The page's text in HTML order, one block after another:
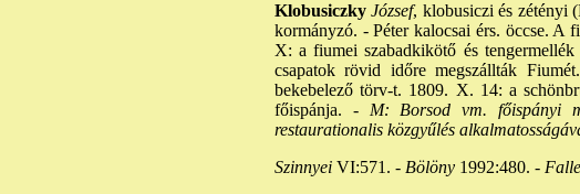
Klobusiczky József, klobusiczi és zétényi
kormányzó. - Péter kalocsai érs. öccse. A
X: a fiumei szabadkikötő és
csapatok rövid időre megszállták
bekebelező törv-t. 1809. X. 14: a
főispánja. -M: Borsod vm. főispányi
restaurationalis közgyűlés
Szinnyei VI:571. - Bölöny 1992:480. -